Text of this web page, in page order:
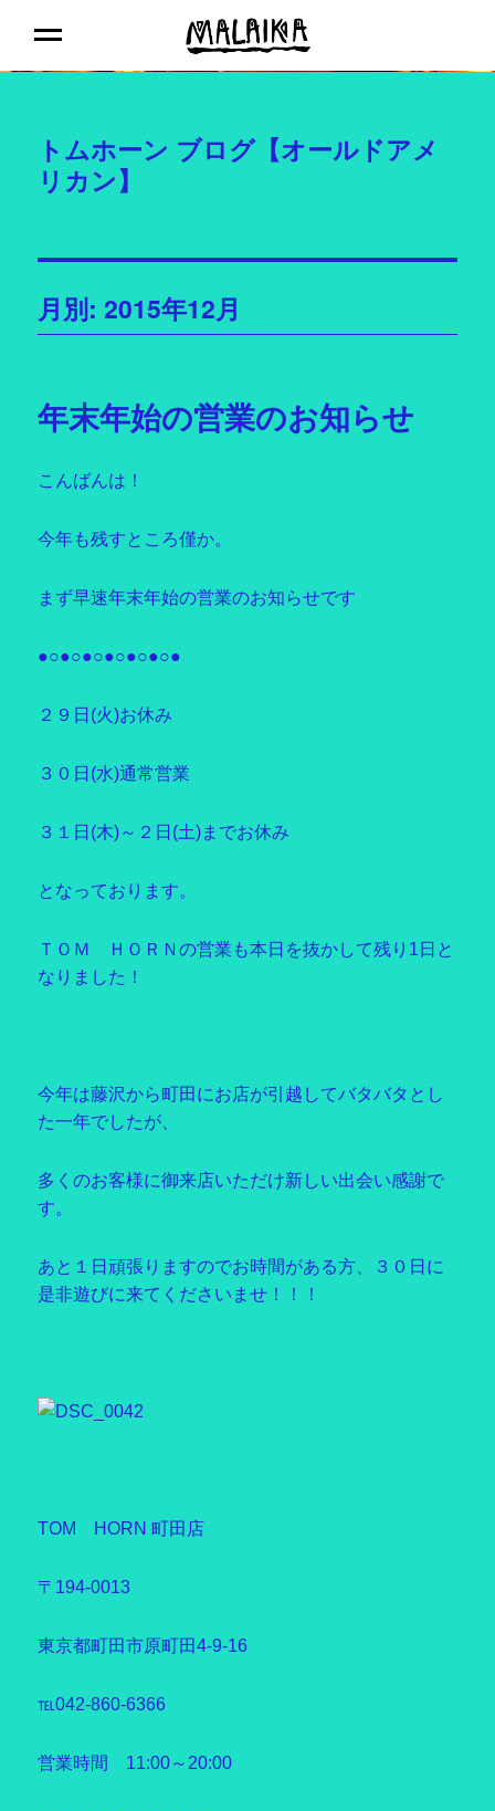
トムホーン ブログ【オールドアメ
リカン】
月別: 2015年12月
年末年始の営業のお知らせ
こんばんは！
今年も残すところ僅か。
まず早速年末年始の営業のお知らせです
●○●○●○●○●○●○●
２９日(火)お休み
３０日(水)通常営業
３１日(木)～２日(土)までお休み
となっております。
ＴＯＭ ＨＯＲＮの営業も本日を抜かして残り1日と
なりました！
今年は藤沢から町田にお店が引越してバタバタとし
た一年でしたが、
多くのお客様に御来店いただけ新しい出会い感謝で
す。
あと１日頑張りますのでお時間がある方、３０日に
是非遊びに来てくださいませ！！！
TOM HORN 町田店
〒194-0013
東京都町田市原町田4-9-16
℡042-860-6366
営業時間 11:00～20:00